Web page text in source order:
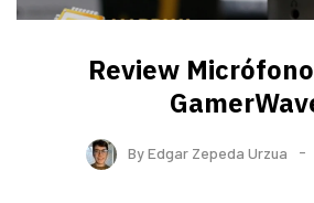
Review
ByEdgar Zepeda Urzua